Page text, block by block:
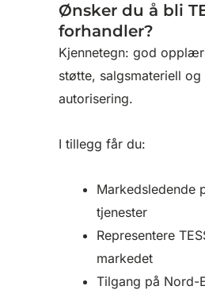
Ønsker du å bli
forhandler?
Kjennetegn: god
støtte, salgsmateriell og
autorisering.
I tillegg får du:
Markedsledende
tjenester
Representere
markedet
Tilgang på Nord-